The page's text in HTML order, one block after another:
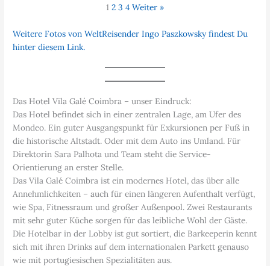
1 2 3 4 Weiter »
Weitere Fotos von WeltReisender Ingo Paszkowsky findest Du
hinter diesem Link.
Das Hotel Vila Galé Coimbra – unser Eindruck:
Das Hotel befindet sich in einer zentralen Lage, am Ufer des
Mondeo. Ein guter Ausgangspunkt für Exkursionen per Fuß in
die historische Altstadt. Oder mit dem Auto ins Umland. Für
Direktorin Sara Palhota und Team steht die Service-
Orientierung an erster Stelle.
Das Vila Galé Coimbra ist ein modernes Hotel, das über alle
Annehmlichkeiten – auch für einen längeren Aufenthalt verfügt,
wie Spa, Fitnessraum und großer Außenpool. Zwei Restaurants
mit sehr guter Küche sorgen für das leibliche Wohl der Gäste.
Die Hotelbar in der Lobby ist gut sortiert, die Barkeeperin kennt
sich mit ihren Drinks auf dem internationalen Parkett genauso
wie mit portugiesischen Spezialitäten aus.